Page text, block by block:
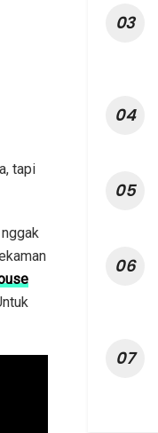
tapi